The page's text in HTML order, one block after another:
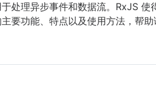
处理异步事件和数据流。RxJS
要功能、特点以及使用方法，帮助